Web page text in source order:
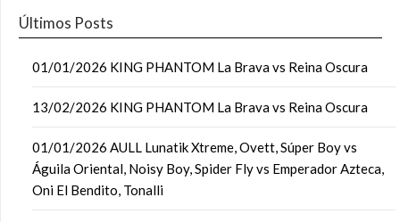
Últimos Posts
01/01/2026 KING PHANTOM La Brava vs Reina Oscura
13/02/2026 KING PHANTOM La Brava vs Reina Oscura
01/01/2026 AULL Lunatik Xtreme, Ovett, Súper Boy vs
Águila Oriental, Noisy Boy, Spider Fly vs Emperador Azteca,
Oni El Bendito, Tonalli